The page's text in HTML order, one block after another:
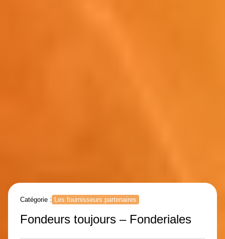
Catégorie : Les fournisseurs partenaires
Fondeurs toujours – Fonderiales